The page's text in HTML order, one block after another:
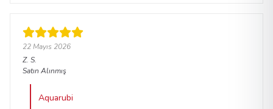
22 Mayıs 2026
Z. S.
Satın Alınmış
Aquarubi